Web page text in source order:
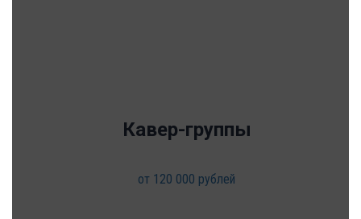
Кавер-группы
от 120 000 рублей